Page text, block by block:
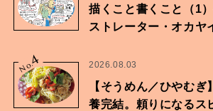
描くこと書くこと（1
ストレーター・オカヤ
No.
4 2026.08.03
【そうめん／ひやむ
養完結。頼りになるス